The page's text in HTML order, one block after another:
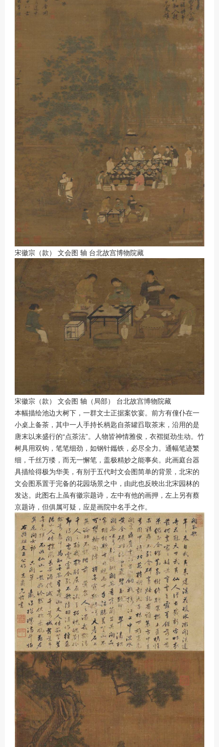
宋徽宗（款） 文会图 轴 台北故宫博物院藏
宋徽宗（款） 文会图 轴（局部） 台北故宫博物院藏
本幅描绘池边大树下，一群文士正据案饮宴。前方有僮仆在一
小桌上备茶，其中一人手持长柄匙自茶罐舀取茶末，沿用的是
唐末以来盛行的“点茶法”。人物皆神情雅俊，衣褶挺劲生动。竹
树具用双钩，笔笔细劲，如钢针鑴铁，必尽全力。通幅笔迹繁
细，千丝万缕，而无一懈笔，盖极精妙之能事矣。此画庭台器
具描绘得极为华美，有别于五代时文会图简单的背景，北宋的
文会图系置于完备的花园场景之中，由此也反映出北宋园林的
发达。此图右上虽有徽宗题诗，左中有他的画押，左上另有蔡
京题诗，但俱属可疑，应是画院中名手之作。